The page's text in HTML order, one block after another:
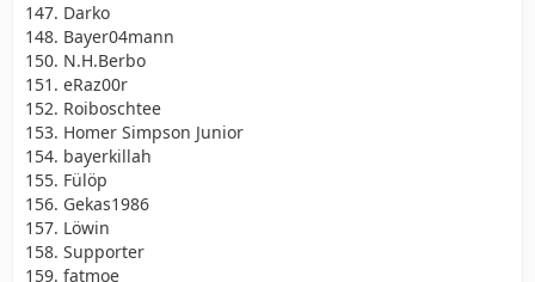
147. Darko
148. Bayer04mann
150. N.H.Berbo
151. eRaz00r
152. Roiboschtee
153. Homer Simpson Junior
154. bayerkillah
155. Fülöp
156. Gekas1986
157. Löwin
158. Supporter
159. fatmoe